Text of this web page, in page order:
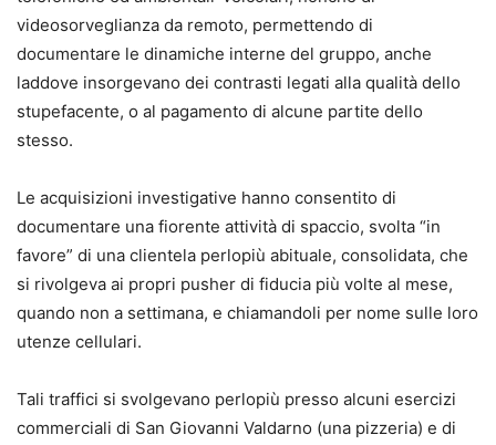
videosorveglianza da remoto, permettendo di
documentare le dinamiche interne del gruppo, anche
laddove insorgevano dei contrasti legati alla qualità dello
stupefacente, o al pagamento di alcune partite dello
stesso.
Le acquisizioni investigative hanno consentito di
documentare una fiorente attività di spaccio, svolta “in
favore” di una clientela perlopiù abituale, consolidata, che
si rivolgeva ai propri pusher di fiducia più volte al mese,
quando non a settimana, e chiamandoli per nome sulle loro
utenze cellulari.
Tali traffici si svolgevano perlopiù presso alcuni esercizi
commerciali di San Giovanni Valdarno (una pizzeria) e di